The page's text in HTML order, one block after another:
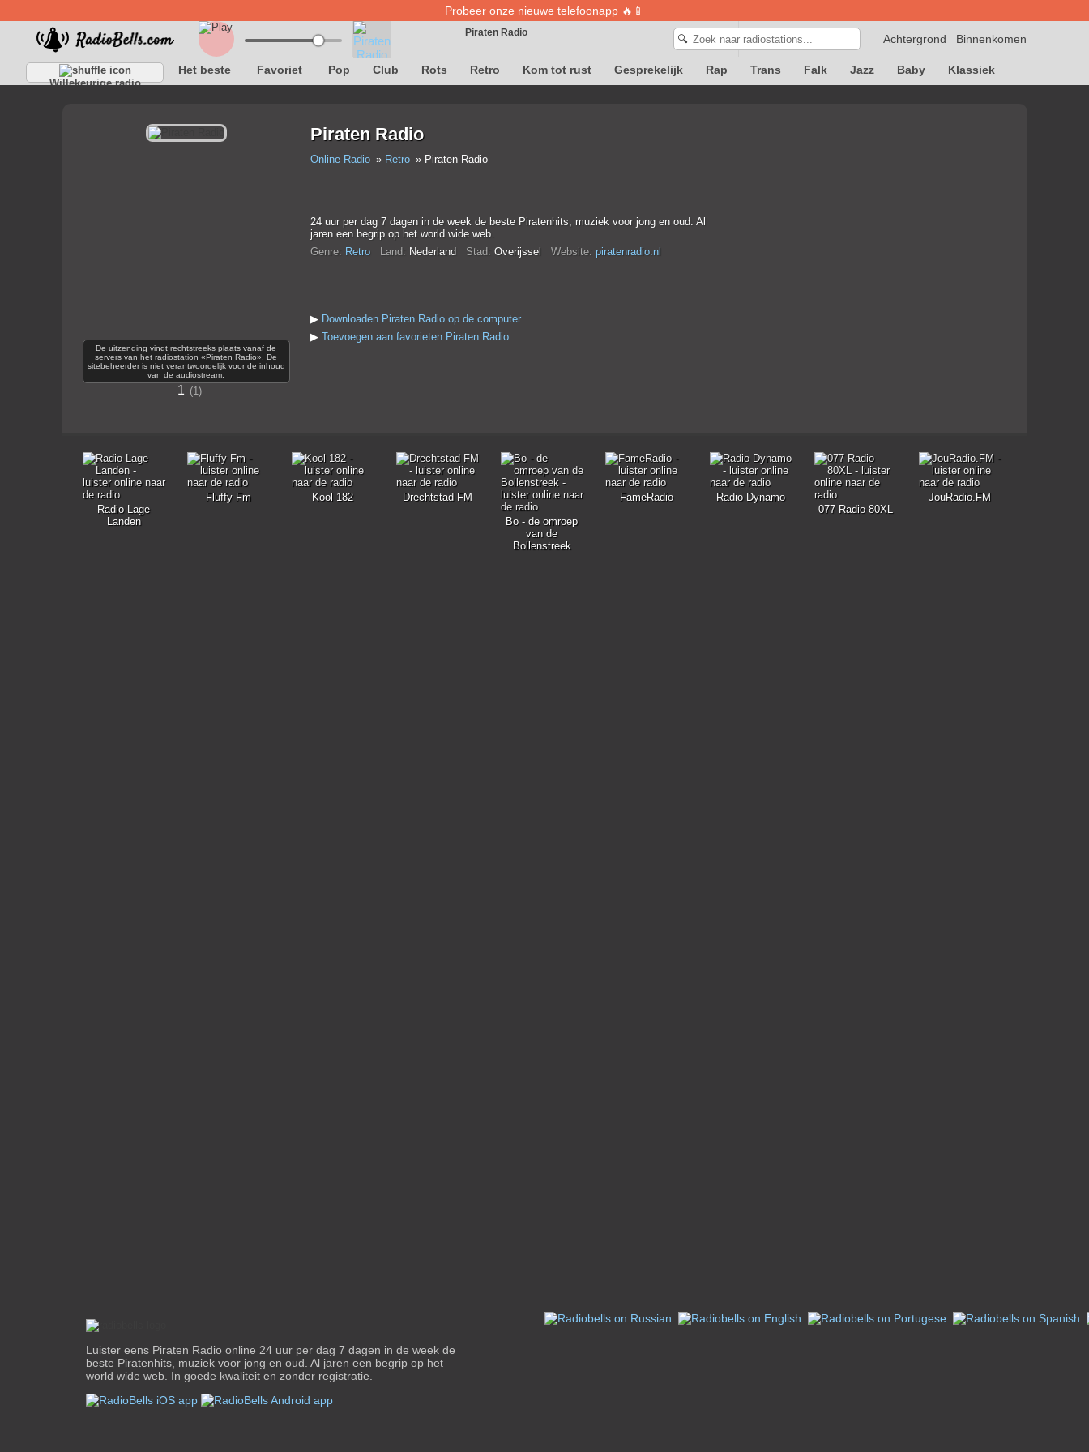
Probeer onze nieuwe telefoonapp 🔥📱
Binnenkomen
Achtergrond
🔍
Piraten Radio
Willekeurige radio
Het beste Favoriet Pop Club Rots Retro Kom tot rust Gesprekelijk Rap Trans Falk Jazz Baby Klassiek
De uitzending vindt rechtstreeks plaats vanaf de
servers van het radiostation «Piraten Radio». De
sitebeheerder is niet verantwoordelijk voor de inhoud
van de audiostream.
1 1
Piraten Radio
Online Radio Retro Piraten Radio
24 uur per dag 7 dagen in de week de beste Piratenhits, muziek voor jong en oud. Al
jaren een begrip op het world wide web.
Genre: Retro Land: Nederland Stad: Overijssel Website: piratenradio.nl
▶ Downloaden Piraten Radio op de computer
▶ Toevoegen aan favorieten Piraten Radio
Radio Lage
Landen
Fluffy Fm Kool 182
Drechtstad FM
Bo - de omroep
van de
Bollenstreek
FameRadio
Radio Dynamo
077 Radio 80XL
JouRadio.FM
Luister eens Piraten Radio online 24 uur per dag 7 dagen in de week de
beste Piratenhits, muziek voor jong en oud. Al jaren een begrip op het
world wide web. In goede kwaliteit en zonder registratie.